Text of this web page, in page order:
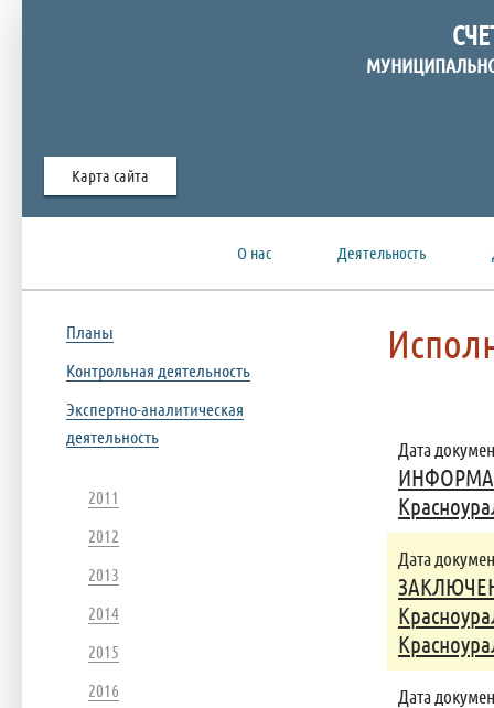
Карта сайта
О нас Деятельность
Дата
Дата
Дата
Планы
Контрольная деятельность
Экспертно-аналитическая
деятельность
2011
2012
2013
2014
2015
2016